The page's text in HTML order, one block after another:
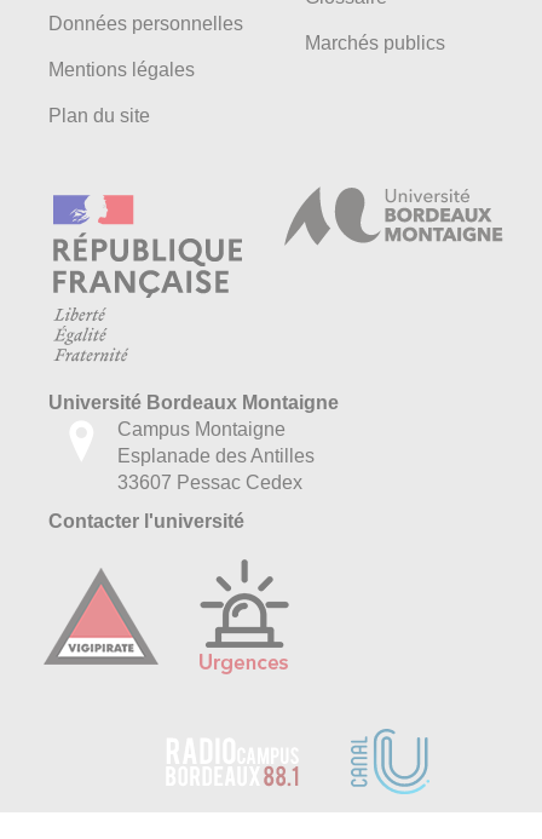
Données personnelles
Mentions légales
Plan du site
Marchés publics
Université Bordeaux Montaigne
Campus Montaigne
Esplanade des Antilles
33607 Pessac Cedex
Contacter l'université